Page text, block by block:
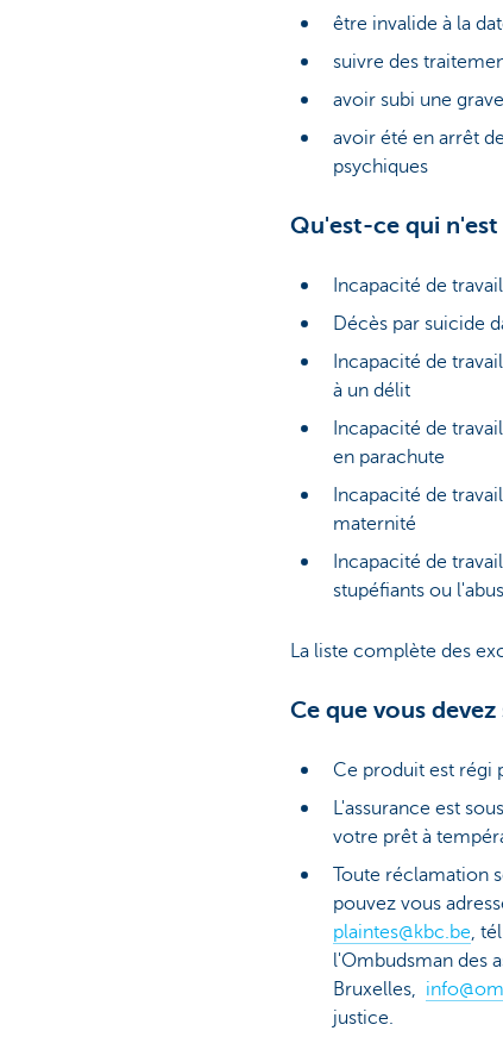
être invalide à la
suivre des
avoir subi une
avoir été en arrêt
psychiques
Qu'est-ce qui n'est
Incapacité de
Décès par suicide
Incapacité de
à un délit
Incapacité de
en parachute
Incapacité de
maternité
Incapacité de
stupéfiants ou
La liste complète des
Ce que vous
Ce produit est régi
L'assurance est
votre prêt à
Toute réclamation
pouvez vous
plaintes@kbc.be ,
l'Ombudsman des
Bruxelles,
justice.